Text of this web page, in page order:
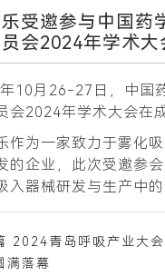
受邀参与中国药
会2024年学术大
10月26-27日，中国
会2024年学术大会在
作为一家致力于雾化
的企业，此次受邀参会
入器械研发与生产中
2024青岛呼吸产业大
满落幕